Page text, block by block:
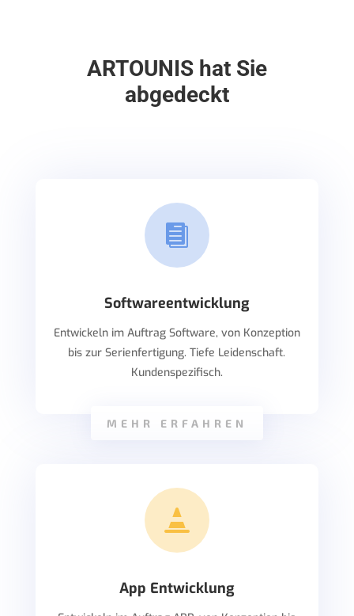
ARTOUNIS hat Sie
abgedeckt

Softwareentwicklung
Entwickeln im Auftrag Software, von Konzeption
bis zur Serienfertigung. Tiefe Leidenschaft.
Kundenspezifisch.
MEHR ERFAHREN

App Entwicklung